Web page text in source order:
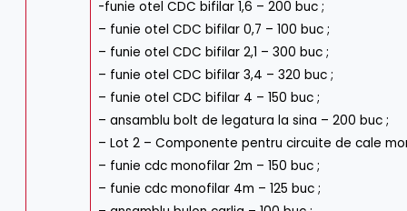
-funie otel CDC bifilar 1,6 – 200 buc ;
– funie otel CDC bifilar 0,7 – 100 buc ;
– funie otel CDC bifilar 2,1 – 300 buc ;
– funie otel CDC bifilar 3,4 – 320 buc ;
– funie otel CDC bifilar 4 – 150 buc ;
– ansamblu bolt de legatura la sina – 200 buc ;
– Lot 2 – Componente pentru circuite de cale
– funie cdc monofilar 2m – 150 buc ;
– funie cdc monofilar 4m – 125 buc ;